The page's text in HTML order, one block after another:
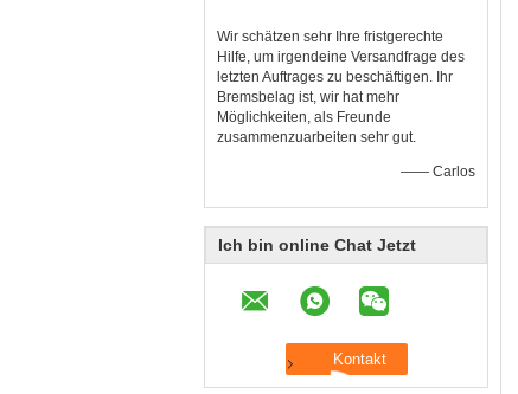
Wir schätzen sehr Ihre fristgerechte
Hilfe, um irgendeine Versandfrage des
letzten Auftrages zu beschäftigen. Ihr
Bremsbelag ist, wir hat mehr
Möglichkeiten, als Freunde
zusammenzuarbeiten sehr gut.
—— Carlos
Ich bin online Chat Jetzt